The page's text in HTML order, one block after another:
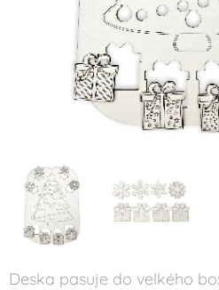
Deska pasuje do velkého